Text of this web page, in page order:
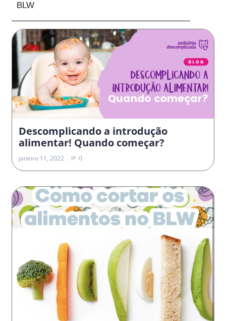
BLW
Descomplicando a introdução
alimentar! Quando começar?
janeiro 11, 2022 0